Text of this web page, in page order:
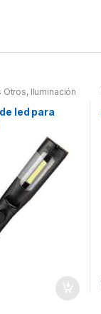
Otros, Iluminación
led para